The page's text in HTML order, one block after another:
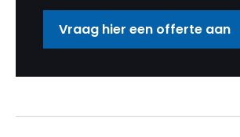
Vraag hier een offerte aan